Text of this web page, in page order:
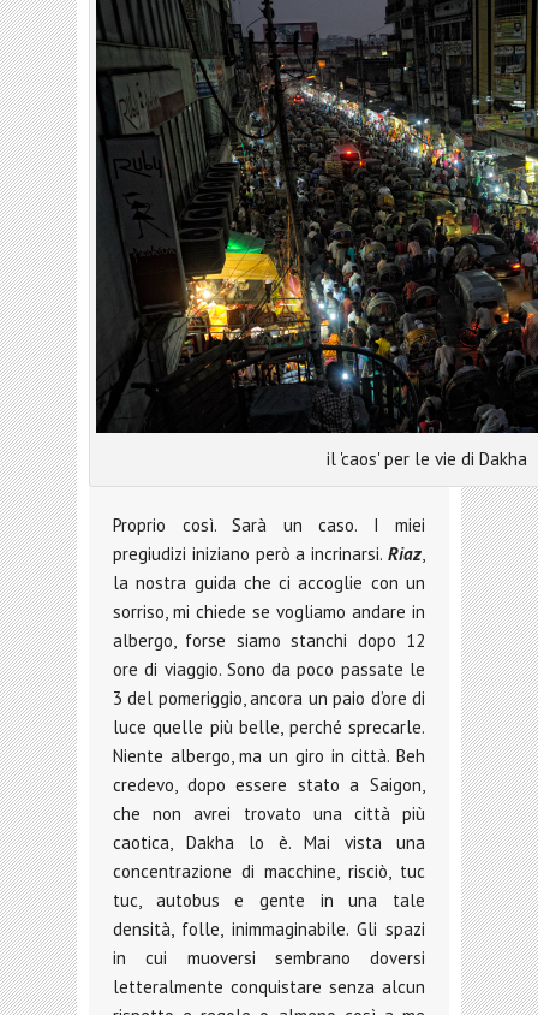
il 'caos' per le vie di Dakha
Proprio così. Sarà un caso. I miei
pregiudizi iniziano però a incrinarsi. Riaz,
la nostra guida che ci accoglie con un
sorriso, mi chiede se vogliamo andare in
albergo, forse siamo stanchi dopo 12
ore di viaggio. Sono da poco passate le
3 del pomeriggio, ancora un paio d’ore di
luce quelle più belle, perché sprecarle.
Niente albergo, ma un giro in città. Beh
credevo, dopo essere stato a Saigon,
che non avrei trovato una città più
caotica, Dakha lo è. Mai vista una
concentrazione di macchine, risciò, tuc
tuc, autobus e gente in una tale
densità, folle, inimmaginabile. Gli spazi
in cui muoversi sembrano doversi
letteralmente conquistare senza alcun